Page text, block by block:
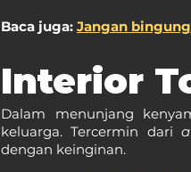
Baca juga: Jangan
Interior
Dalam menunjang
keluarga. Tercermin dari
dengan keinginan.